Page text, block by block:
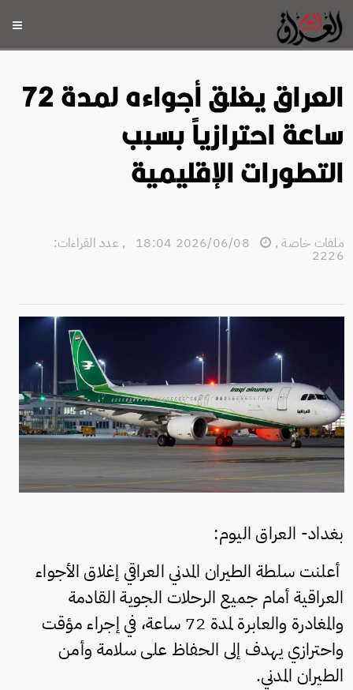
العراق يغلق أجواءه لمدة 72
ساعة احترازياً بسبب
التطورات الإقليمية
ملفات خاصة,
, عدد القراءات:
2226
بغداد- العراق اليوم:
أعلنت سلطة الطيران المدني العراقي إغلاق الأجواء
العراقية أمام جميع الرحلات الجوية القادمة
والمغادرة والعابرة لمدة 72 ساعة، في إجراء مؤقت
واحترازي يهدف إلى الحفاظ على سلامة وأمن
الطيران المدني.